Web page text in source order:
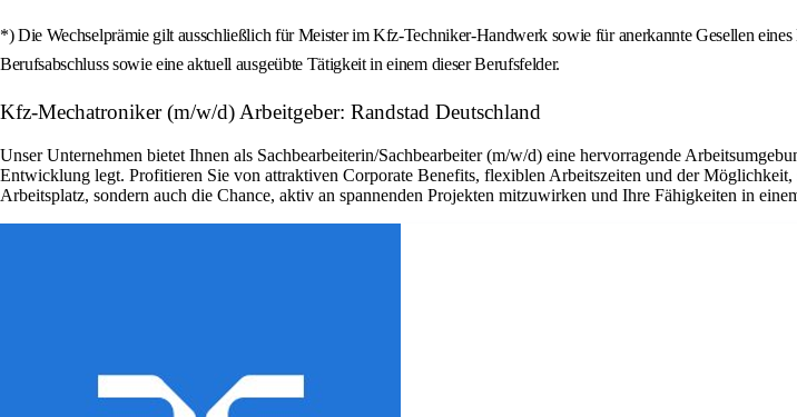
*) Die Wechselprämie gilt ausschließlich für Meister im Kfz-Techniker-Handwerk sowie für anerkannte Gesellen
Berufsabschluss sowie eine aktuell ausgeübte Tätigkeit in einem dieser Berufsfelder.
Kfz-Mechatroniker (m/w/d) Arbeitgeber: Randstad Deutschland
Unser Unternehmen bietet Ihnen als Sachbearbeiterin/Sachbearbeiter (m/w/d) eine hervorragende
Entwicklung legt. Profitieren Sie von attraktiven Corporate Benefits, flexiblen Arbeitszeiten und der
Arbeitsplatz, sondern auch die Chance, aktiv an spannenden Projekten mitzuwirken und Ihre Fähigkeiten in